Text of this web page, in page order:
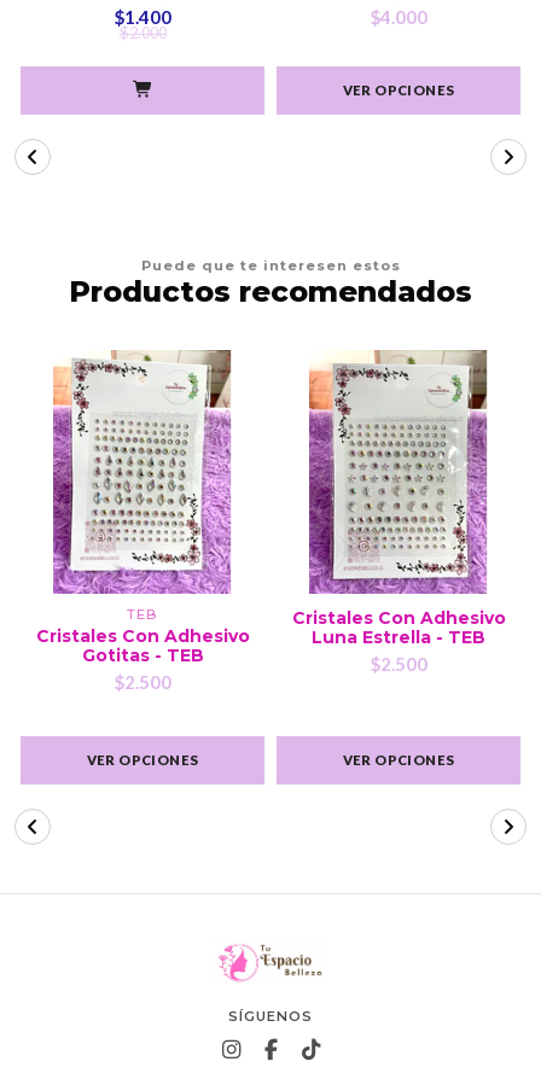
$1.400
$2.000
$4.000
VER OPCIONES
Puede que te interesen estos
Productos recomendados
TEB
Cristales Con Adhesivo
Gotitas - TEB
$2.500
VER OPCIONES
Cristales Con Adhesivo
Luna Estrella - TEB
$2.500
VER OPCIONES
SÍGUENOS